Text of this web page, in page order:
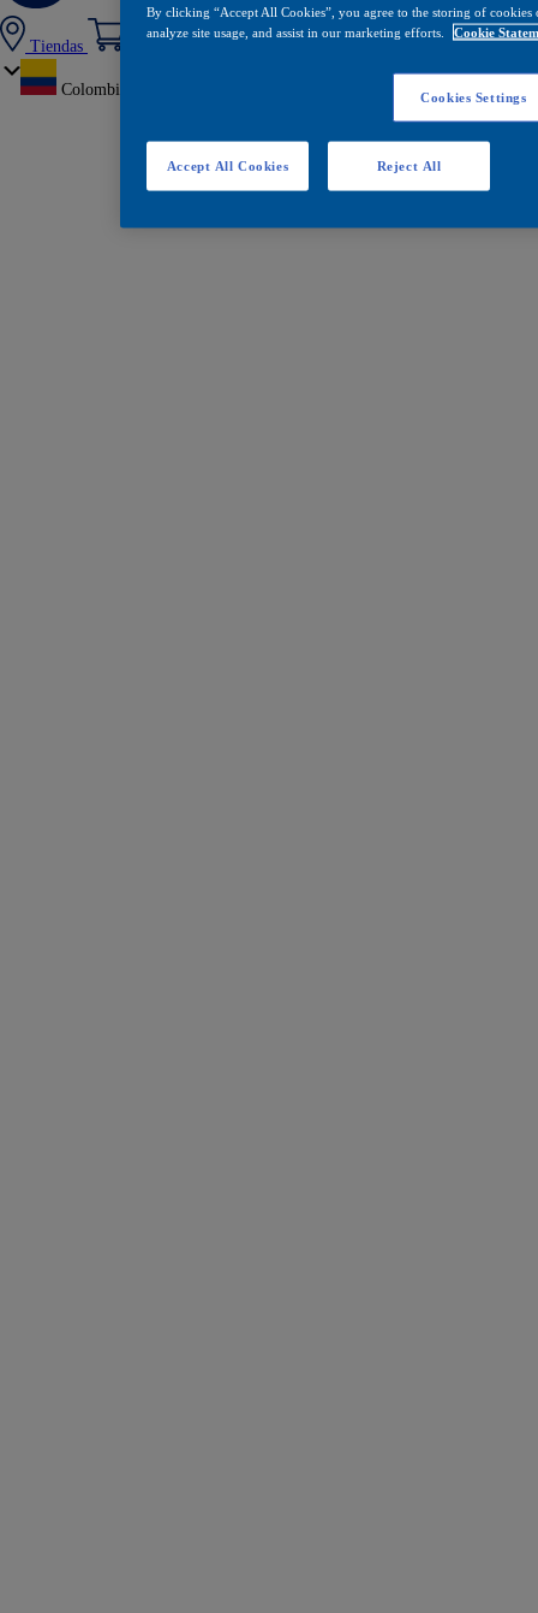
Tiendas
Colombia
By clicking “Accept All Cookies”, you agree to the storing of
analyze site usage, and assist in our marketing efforts.
Cookie
Cookies Settings
Reject All
Accept All Cookies